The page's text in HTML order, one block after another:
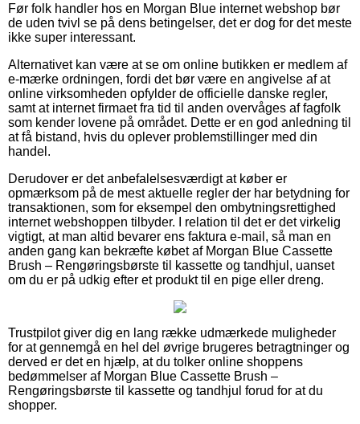
Før folk handler hos en Morgan Blue internet webshop bør
de uden tvivl se på dens betingelser, det er dog for det meste
ikke super interessant.
Alternativet kan være at se om online butikken er medlem af
e-mærke ordningen, fordi det bør være en angivelse af at
online virksomheden opfylder de officielle danske regler,
samt at internet firmaet fra tid til anden overvåges af fagfolk
som kender lovene på området. Dette er en god anledning til
at få bistand, hvis du oplever problemstillinger med din
handel.
Derudover er det anbefalelsesværdigt at køber er
opmærksom på de mest aktuelle regler der har betydning for
transaktionen, som for eksempel den ombytningsrettighed
internet webshoppen tilbyder. I relation til det er det virkelig
vigtigt, at man altid bevarer ens faktura e-mail, så man en
anden gang kan bekræfte købet af Morgan Blue Cassette
Brush – Rengøringsbørste til kassette og tandhjul, uanset
om du er på udkig efter et produkt til en pige eller dreng.
Trustpilot giver dig en lang række udmærkede muligheder
for at gennemgå en hel del øvrige brugeres betragtninger og
derved er det en hjælp, at du tolker online shoppens
bedømmelser af Morgan Blue Cassette Brush –
Rengøringsbørste til kassette og tandhjul forud for at du
shopper.